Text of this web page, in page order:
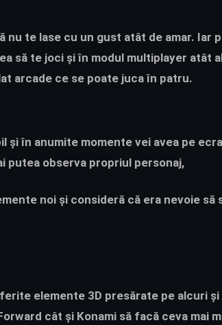
nu te lase cu un gust atât de amar. Iar
să te joci și în modul multiplayer atât
arcade ce se poate juca în patru.
în anumite momente vei avea pe
putea observa propriul personaj,
noi și consideră că era nevoie să
elemente 3D presărate pe alcuri și
cât și Konami să facă ceva mai